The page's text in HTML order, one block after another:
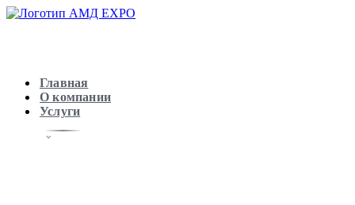
Главная
О компании
Услуги